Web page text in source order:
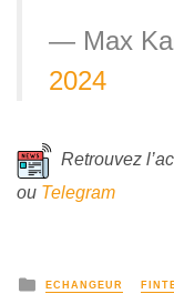
— Max
2024
Retrouvez
ou Telegram
ECHANGEUR